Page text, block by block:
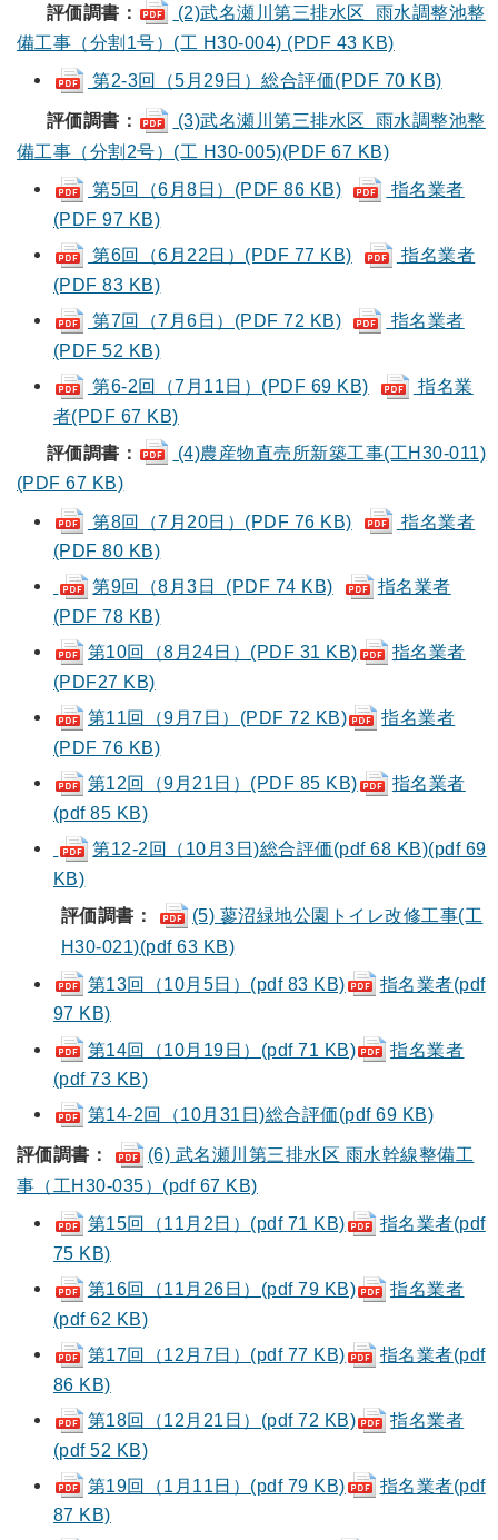
評価調書：
(2)武名瀬川第三排水区 雨水調整池整
備工事（分割1号）(工 H30-004) (PDF 43 KB)
第2-3回（5月29日）総合評価(PDF 70 KB)
評価調書：
(3)武名瀬川第三排水区 雨水調整池整
備工事（分割2号）(工 H30-005)(PDF 67 KB)
第5回（6月8日）(PDF 86 KB)
指名業者
(PDF 97 KB)
第6回（6月22日）(PDF 77 KB)
指名業者
(PDF 83 KB)
第7回（7月6日）(PDF 72 KB)
指名業者
(PDF 52 KB)
第6-2回（7月11日）(PDF 69 KB)
指名業
者(PDF 67 KB)
評価調書：
(4)農産物直売所新築工事(工H30-011)
(PDF 67 KB)
第8回（7月20日）(PDF 76 KB)
指名業者
(PDF 80 KB)
第9回（8月3日 (PDF 74 KB)
指名業者
(PDF 78 KB)
第10回（8月24日）(PDF 31 KB)
指名業者
(PDF27 KB)
第11回（9月7日）(PDF 72 KB)
指名業者
(PDF 76 KB)
第12回（9月21日）(PDF 85 KB)
指名業者
(pdf 85 KB)
第12-2回（10月3日)総合評価(pdf 68 KB)(pdf 69
KB)
評価調書：
(5) 蓼沼緑地公園トイレ改修工事(工
H30-021)(pdf 63 KB)
第13回（10月5日） (pdf 83 KB) 指名業者(pdf
97 KB)
第14回（10月19日） (pdf 71 KB)
指名業者
(pdf 73 KB)
第14-2回（10月31日)総合評価(pdf 69 KB)
評価調書：
(6) 武名瀬川第三排水区 雨水幹線整備工
事（工H30-035）(pdf 67 KB)
第15回（11月2日） (pdf 71 KB) 指名業者(pdf
75 KB)
第16回（11月26日） (pdf 79 KB)
指名業者
(pdf 62 KB)
第17回（12月7日）(pdf 77 KB)
指名業者(pdf
86 KB)
第18回（12月21日）(pdf 72 KB)
指名業者
(pdf 52 KB)
第19回（1月11日）(pdf 79 KB)
指名業者(pdf
87 KB)